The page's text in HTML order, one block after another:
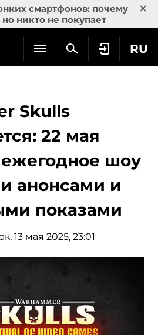
смартфонов: почему
никто не покупает
×
RU
Skulls
22 мая
ежегодное шоу
анонсами и
показами
, 13 мая 2025, 23:01